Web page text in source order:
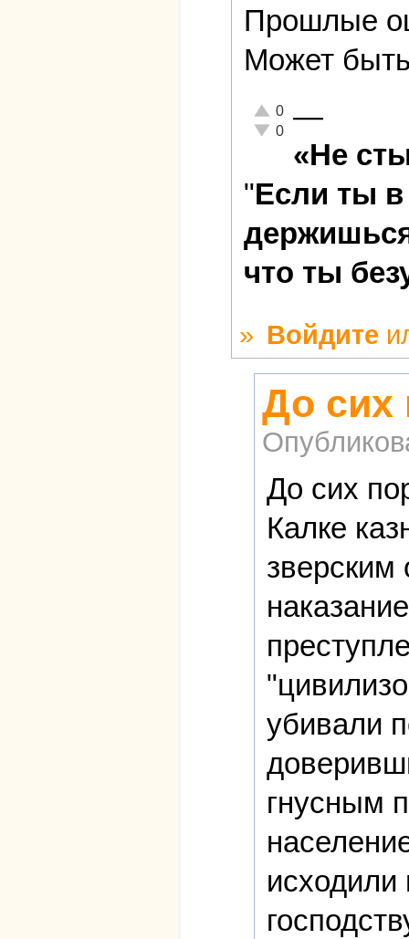
Прошлые
Может
Отлично!
0
Неадекватно!
0 —
«Не
"Если ты
что ты
» Войдите
До сих
До сих
Калке
зверским
убивали
гнусным
исходили